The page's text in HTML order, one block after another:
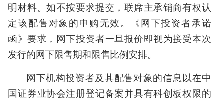
明材料。如不按要求提交，联席主承销商有权认
定该配售对象的申购无效。《网下投资者承诺
函》要求，网下投资者一旦报价即视为接受本次
发行的网下限售期和限售比例安排。
网下机构投资者及其配售对象的信息以在中
国证券业协会注册登记备案并具有科创板权限的